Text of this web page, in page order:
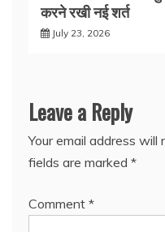
करने रखी नई शर्त
July 23, 2026
Leave a Reply
Your email address will
fields are marked *
Comment *